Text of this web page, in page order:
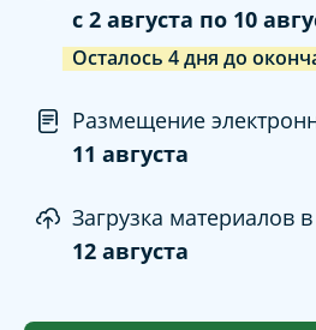
c 2 августа по 10
Осталось 4дня до
Размещение
11 августа
Загрузка материалов
12 августа